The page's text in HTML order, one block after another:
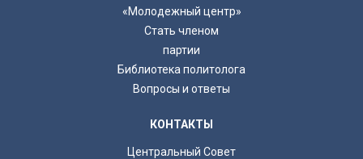
«Молодежный центр»
Стать членом
партии
Библиотека политолога
Вопросы и ответы
КОНТАКТЫ
Центральный Совет